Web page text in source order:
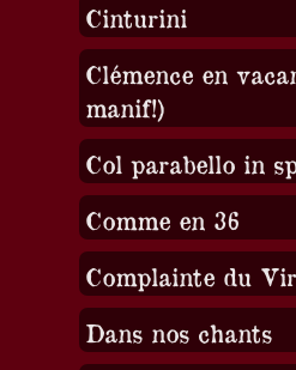
Cinturini
Clémence en
manif!)
Col parabello in
Comme en 36
Complainte du
Dans nos chants